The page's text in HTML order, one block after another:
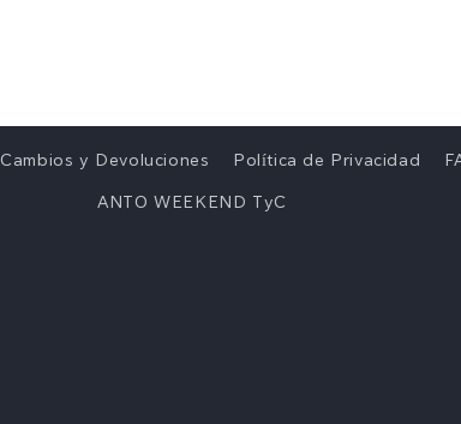
:
Cambios y Devoluciones Política de Privacidad
ANTO WEEKEND TyC